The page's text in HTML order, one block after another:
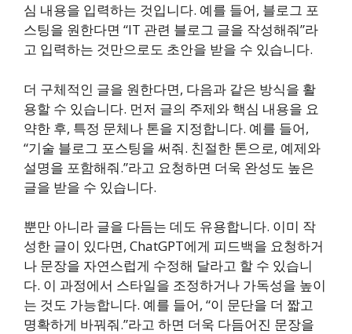
심 내용을 입력하는 것입니다. 예를 들어, 블로그 포
스팅을 원한다면 “IT 관련 블로그 글을 작성해줘”라
고 입력하는 것만으로도 초안을 받을 수 있습니다.
더 구체적인 글을 원한다면, 다음과 같은 방식을 활
용할 수 있습니다. 먼저 글의 주제와 핵심 내용을 요
약한 후, 특정 문체나 톤을 지정합니다. 예를 들어,
“기술 블로그 포스팅을 써줘. 친절한 톤으로, 예제와
설명을 포함해줘.”라고 요청하면 더욱 완성도 높은
글을 받을 수 있습니다.
뿐만 아니라 글을 다듬는 데도 유용합니다. 이미 작
성한 글이 있다면, ChatGPT에게 피드백을 요청하거
나 문장을 자연스럽게 수정해 달라고 할 수 있습니
다. 이 과정에서 스타일을 조정하거나 가독성을 높이
는 것도 가능합니다. 예를 들어, “이 문단을 더 짧고
명확하게 바꿔줘.”라고 하면 더욱 다듬어진 문장을